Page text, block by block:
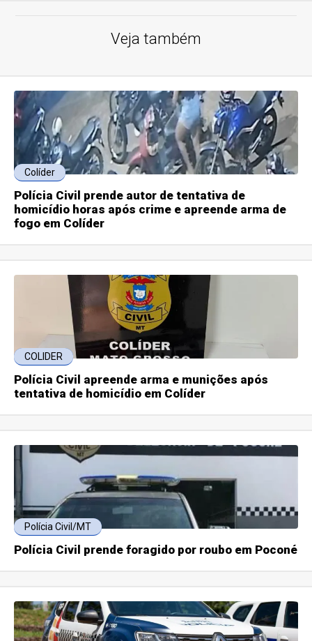
Veja também
Colíder
Polícia Civil prende autor de tentativa de
homicídio horas após crime e apreende arma de
fogo em Colíder
COLIDER
Polícia Civil apreende arma e munições após
tentativa de homicídio em Colíder
Polícia Civil/MT
Polícia Civil prende foragido por roubo em Poconé